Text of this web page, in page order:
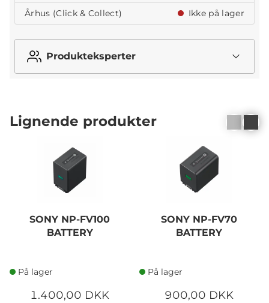
Århus (Click & Collect)
Ikke på lager
Produkteksperter
Lignende produkter
SONY NP-FV100
BATTERY
På lager
1.400,00 DKK
SONY NP-FV70
BATTERY
På lager
900,00 DKK